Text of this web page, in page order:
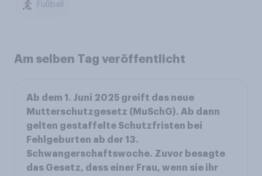
Fußball
Am selben Tag veröffentlicht
Ab dem 1. Juni 2025 greift das neue
Mutterschutzgesetz (MuSchG). Ab dann
gelten gestaffelte Schutzfristen bei
Fehlgeburten ab der 13.
Schwangerschaftswoche. Zuvor besagte
das Gesetz, dass einer Frau, wenn sie ihr